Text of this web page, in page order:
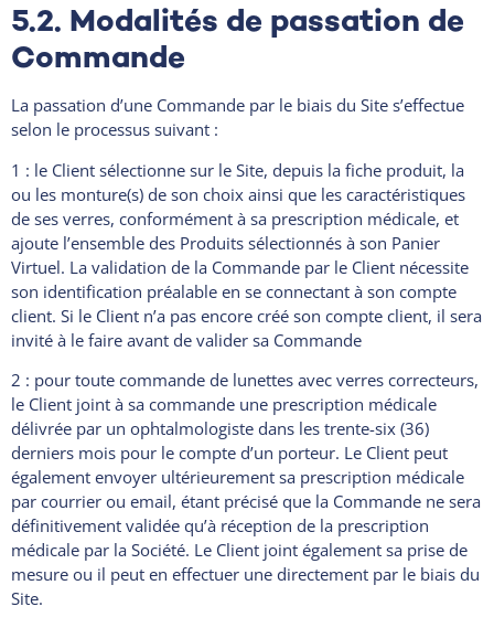
5.2. Modalités de passation de
Commande
La passation d’une Commande par le biais du Site s’effectue
selon le processus suivant :
1 : le Client sélectionne sur le Site, depuis la fiche produit, la
ou les monture(s) de son choix ainsi que les caractéristiques
de ses verres, conformément à sa prescription médicale, et
ajoute l’ensemble des Produits sélectionnés à son Panier
Virtuel. La validation de la Commande par le Client nécessite
son identification préalable en se connectant à son compte
client. Si le Client n’a pas encore créé son compte client, il sera
invité à le faire avant de valider sa Commande
2 : pour toute commande de lunettes avec verres correcteurs,
le Client joint à sa commande une prescription médicale
délivrée par un ophtalmologiste dans les trente-six (36)
derniers mois pour le compte d’un porteur. Le Client peut
également envoyer ultérieurement sa prescription médicale
par courrier ou email, étant précisé que la Commande ne sera
définitivement validée qu’à réception de la prescription
médicale par la Société. Le Client joint également sa prise de
mesure ou il peut en effectuer une directement par le biais du
Site.